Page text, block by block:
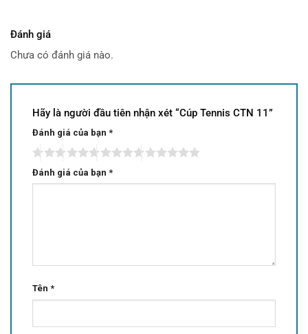
Đánh giá
Chưa có đánh giá nào.
Hãy là người đầu tiên nhận xét “Cúp Tennis CTN 11”
Đánh giá của bạn *
Đánh giá của bạn *
Tên *